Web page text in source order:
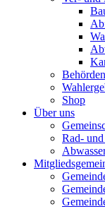
Shop
Über uns
Rad-